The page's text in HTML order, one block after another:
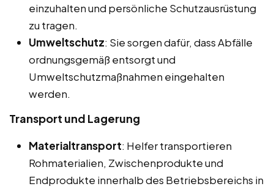
einzuhalten und persönliche Schutzausrüstung
zu tragen.
Umweltschutz: Sie sorgen dafür, dass Abfälle
ordnungsgemäß entsorgt und
Umweltschutzmaßnahmen eingehalten
werden.
Transport und Lagerung
Materialtransport: Helfer transportieren
Rohmaterialien, Zwischenprodukte und
Endprodukte innerhalb des Betriebsbereichs in